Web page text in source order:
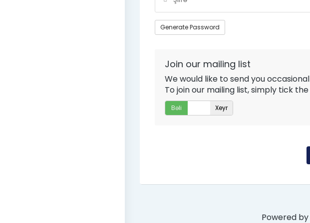
Generate Password
Join our mailing list
We would like to send you
To join our mailing list, simply tick
Bəli Xeyr
Powered by